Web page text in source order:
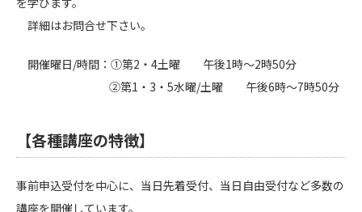
詳細はお問合せ下さい。
開催曜日/時間：①第2・4土曜 午後1時～2時50分
②第1・3・5水曜/土曜 午後6時～7時50分
【各種講座の特徴】
事前申込受付を中心に、当日先着受付、当日自由受付など多数の
講座を開催しています。